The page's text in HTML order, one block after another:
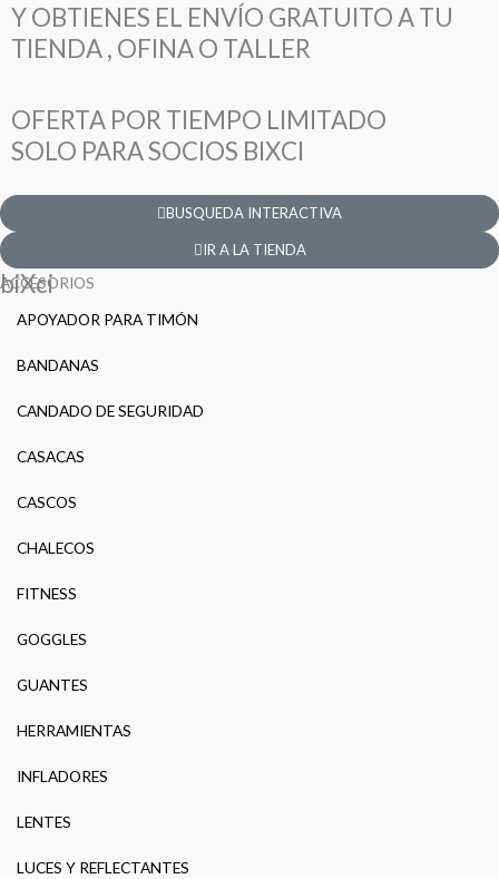
Y OBTIENES EL ENVÍO GRATUITO A TU
TIENDA , OFINA O TALLER
OFERTA POR TIEMPO LIMITADO
SOLO PARA SOCIOS BIXCI
BUSQUEDA INTERACTIVA
IR A LA TIENDA
ACCESORIOS
APOYADOR PARA TIMÓN
BANDANAS
CANDADO DE SEGURIDAD
CASACAS
CASCOS
CHALECOS
FITNESS
GOGGLES
GUANTES
HERRAMIENTAS
INFLADORES
LENTES
LUCES Y REFLECTANTES
biXci